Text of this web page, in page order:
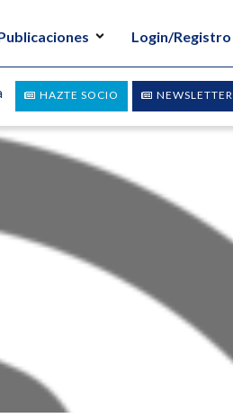
Login/Registro
NEWSLETTER
HAZTE SOCIO